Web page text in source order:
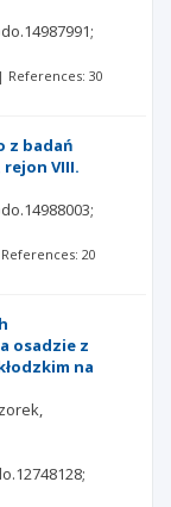
References: 30
z badań
VIII.
20
osadzie z
na